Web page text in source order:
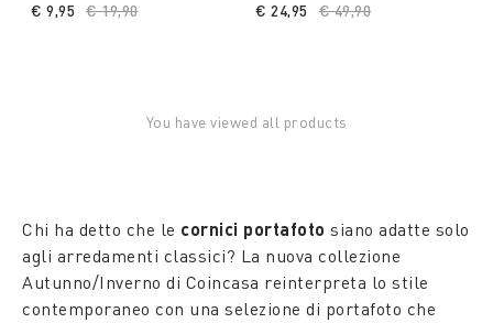
Price reduced from
€ 19,90to
€ 9,95
Price reduced from
€ 49,90
€ 24,95
You have viewed all products
Chi ha detto che le cornici portafoto siano adatte solo
agli arredamenti classici? La nuova collezione
Autunno/Inverno di Coincasa reinterpreta lo stile
contemporaneo con una selezione di portafoto che